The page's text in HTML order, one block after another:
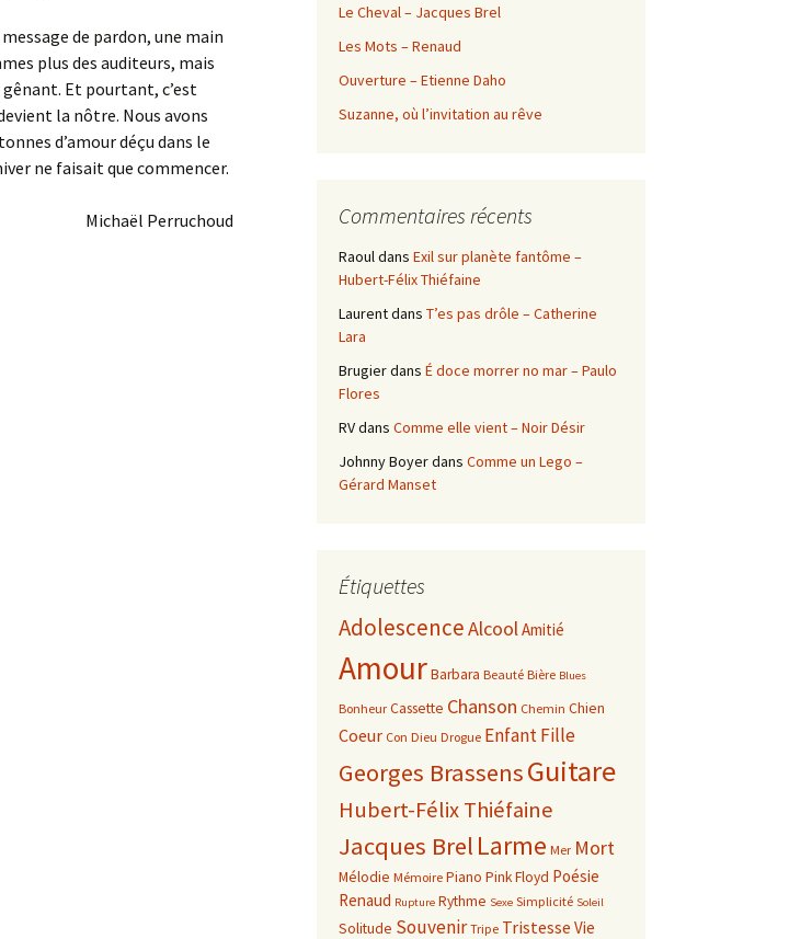
de pardon, une main
plus des auditeurs, mais
gênant. Et pourtant, c’est
la nôtre. Nous avons
d’amour déçu dans le
ne faisait que commencer.
Michaël Perruchoud
Le Cheval – Jacques Brel
Les Mots – Renaud
Ouverture – Etienne Daho
Suzanne, où l’invitation au rêve
Commentaires récents
Raouldans Exil sur planète fantôme –
Hubert-Félix Thiéfaine
Laurentdans T’es pas drôle – Catherine
Lara
Brugierdans É doce morrer no mar – Paulo
Flores
RVdans Comme elle vient – Noir Désir
Johnny Boyerdans Comme un Lego –
Gérard Manset
Étiquettes
AdolescenceAlcoolAmitié
AmourBarbara Beauté Bière Blues
Bonheur Cassette Chanson Chemin Chien
Coeur Con Dieu Drogue EnfantFille
Georges BrassensGuitare
Hubert-Félix Thiéfaine
Jacques Brel Larme Mer Mort
Mélodie Mémoire Piano Pink Floyd Poésie
Renaud Rupture Rythme Sexe Simplicité Soleil
Solitude Souvenir Tripe Tristesse Vie